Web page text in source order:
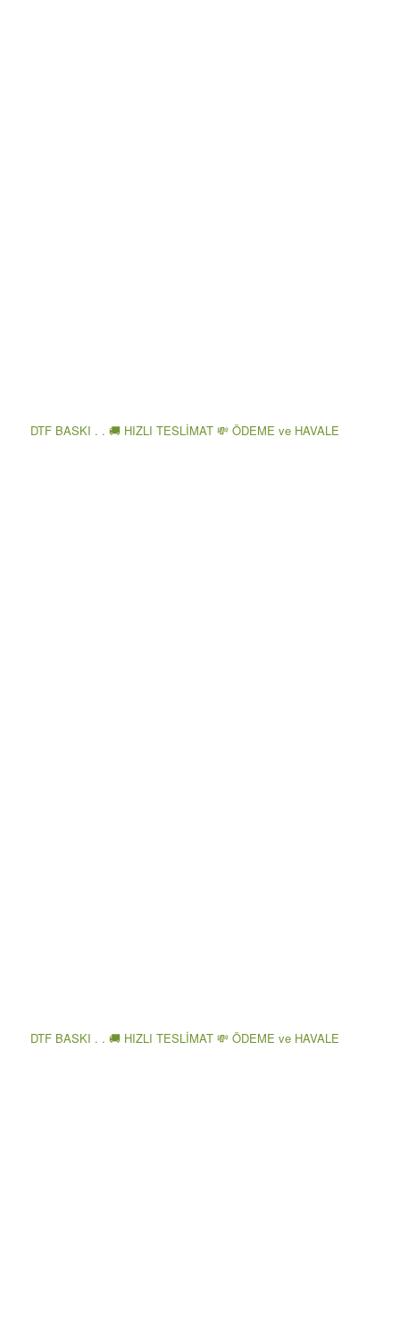
DTF BASKI . . 🚚 HIZLI TESLİMAT 💸 ÖDEME ve HAVALE
DTF BASKI . . 🚚 HIZLI TESLİMAT 💸 ÖDEME ve HAVALE